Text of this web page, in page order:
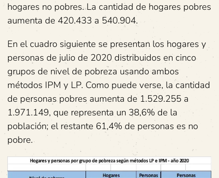
hogares no pobres. La cantidad de hogares pobres
aumenta de 420.433 a 540.904.
En el cuadro siguiente se presentan los hogares y
personas de julio de 2020 distribuidos en cinco
grupos de nivel de pobreza usando ambos
métodos IPM y LP. Como puede verse, la cantidad
de personas pobres aumenta de 1.529.255 a
1.971.149, que representa un 38,6% de la
población; el restante 61,4% de personas es no
pobre.